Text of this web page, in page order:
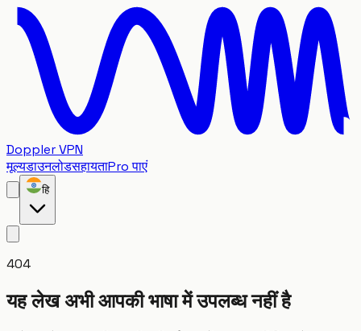
Doppler VPN
मूल्यडाउनलोडसहायताPro पाएं
हि
404
यह लेख अभी आपकी भाषा में उपलब्ध नहीं है